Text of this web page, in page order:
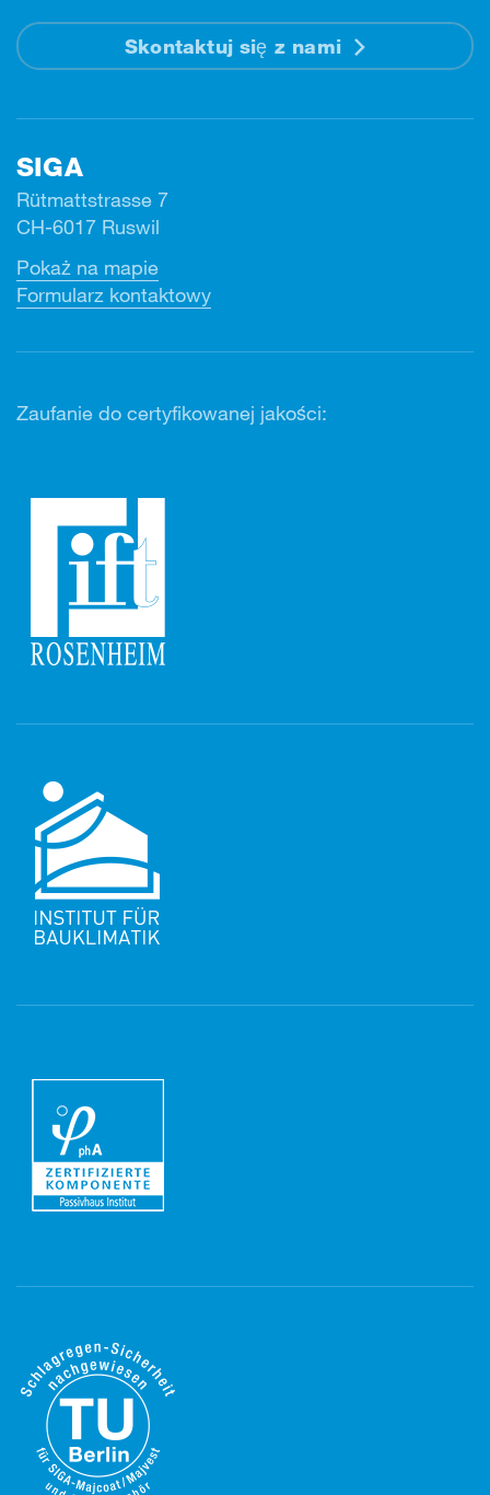
Skontaktuj się z nami
SIGA
Rütmattstrasse 7
CH-6017 Ruswil
Pokaż na mapie
Formularz kontaktowy
Zaufanie do certyfikowanej jakości: